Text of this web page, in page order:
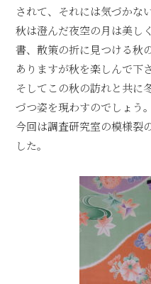
されて、それには気づかな
秋は澄んだ夜空の月は美し
書、散策の折に見つける秋
ありますが秋を楽しんで下さ
そしてこの秋の訪れと共に
づつ姿を現わすのでしょう。
今回は調査研究室の模様裂
した。